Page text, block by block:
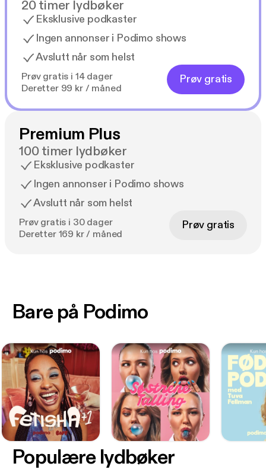
20 timer lydbøker
Eksklusive podkaster
Ingen annonser i Podimo shows
Avslutt når som helst
Prøv gratis i 14 dager
Deretter 99 kr / måned
Prøv gratis
Premium Plus
100 timer lydbøker
Eksklusive podkaster
Ingen annonser i Podimo shows
Avslutt når som helst
Prøv gratis i 30 dager
Deretter 169 kr / måned
Prøv gratis
Bare på Podimo
Populære lydbøker